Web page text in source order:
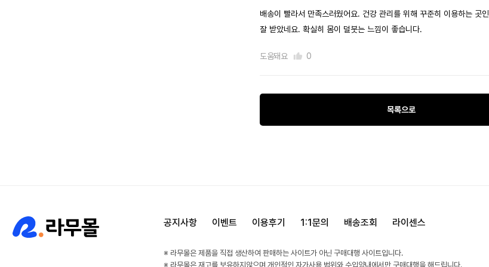
배송이 빨라서 만족스러웠어요. 건강 관리를 위해 꾸준히 이용하는 곳
잘 받았네요. 확실히 몸이 덜붓는 느낌이 좋습니다.
도움돼요 0
목록으로
공지사항 이벤트 이용후기 1:1문의 배송조회 라이센스
※ 라무몰은 제품을 직접 생산하여 판매하는 사이트가 아닌 구매대행 사이트입니다.
※ 라무몰은 재고를 보유하지않으며 개인적인 자가사용 범위와 수입양내에서만 구매대행을 해드립니다.